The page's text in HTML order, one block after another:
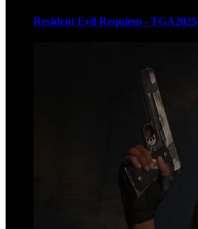
Resident Evil Requiem - TGA2025